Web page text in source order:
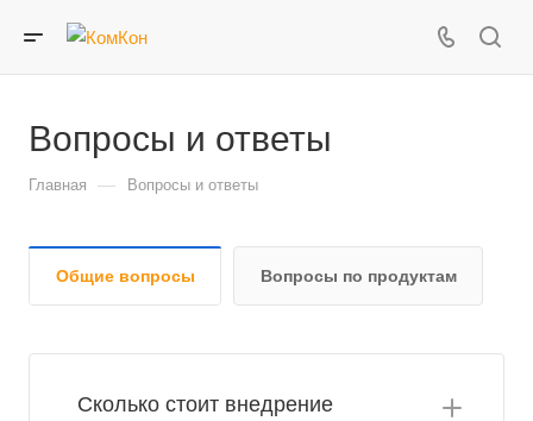
Вопросы и ответы
Главная — Вопросы и ответы
Общие вопросы Вопросы по продуктам
Сколько стоит внедрение